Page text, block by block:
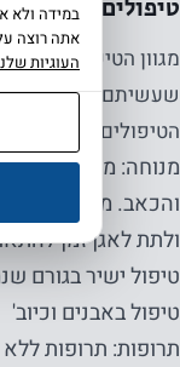
טיפולים אפשריים.
מגוון הטיפולים רחב
שעשיתם למציאת
הטיפולים השכיחים:
מנוחה: מנוחה של
והכאב. מומלץ
ולתת לאגן זמן
טיפול ישיר בגורם
טיפול באבנים וכיוב'
תרופות: תרופות
במידה ולא
אתה רוצה
העוגיות